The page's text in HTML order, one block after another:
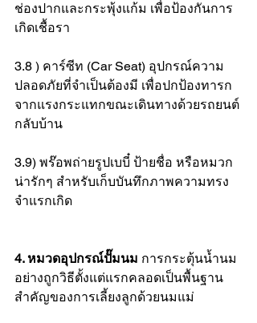
ช่องปากและกระพุ้งแก้ม เพื่อป้องกันการ
เกิดเชื้อรา
3.8 ) คาร์ซีท (Car Seat) อุปกรณ์ความ
ปลอดภัยที่จำเป็นต้องมี เพื่อปกป้องทารก
จากแรงกระแทกขณะเดินทางด้วยรถยนต์
กลับบ้าน
3.9) พร๊อพถ่ายรูปเบบี๋ ป้ายชื่อ หรือหมวก
น่ารักๆ สำหรับเก็บบันทึกภาพความทรง
จำแรกเกิด
4. หมวดอุปกรณ์ปั๊มนม การกระตุ้นน้ำนม
อย่างถูกวิธีตั้งแต่แรกคลอดเป็นพื้นฐาน
สำคัญของการเลี้ยงลูกด้วยนมแม่